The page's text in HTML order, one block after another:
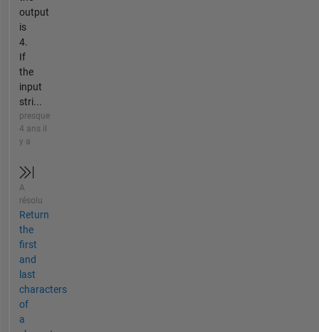
output
is
4.
If
the
input
stri...
presque
4 ans il
y a
A
résolu
Return
the
first
and
last
characters
of
a